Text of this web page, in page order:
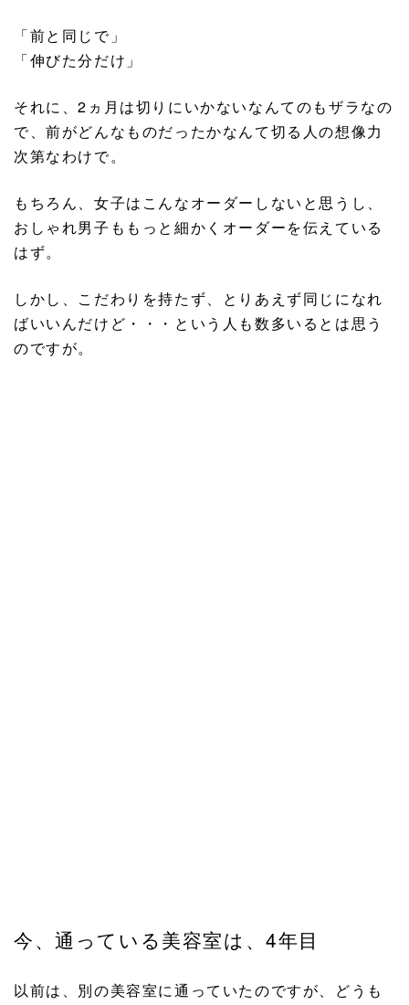
「前と同じで」
「伸びた分だけ」
それに、2ヵ月は切りにいかないなんてのもザラなの
で、前がどんなものだったかなんて切る人の想像力
次第なわけで。
もちろん、女子はこんなオーダーしないと思うし、
おしゃれ男子ももっと細かくオーダーを伝えている
はず。
しかし、こだわりを持たず、とりあえず同じになれ
ばいいんだけど・・・という人も数多いるとは思う
のですが。
今、通っている美容室は、4年目
以前は、別の美容室に通っていたのですが、どうも